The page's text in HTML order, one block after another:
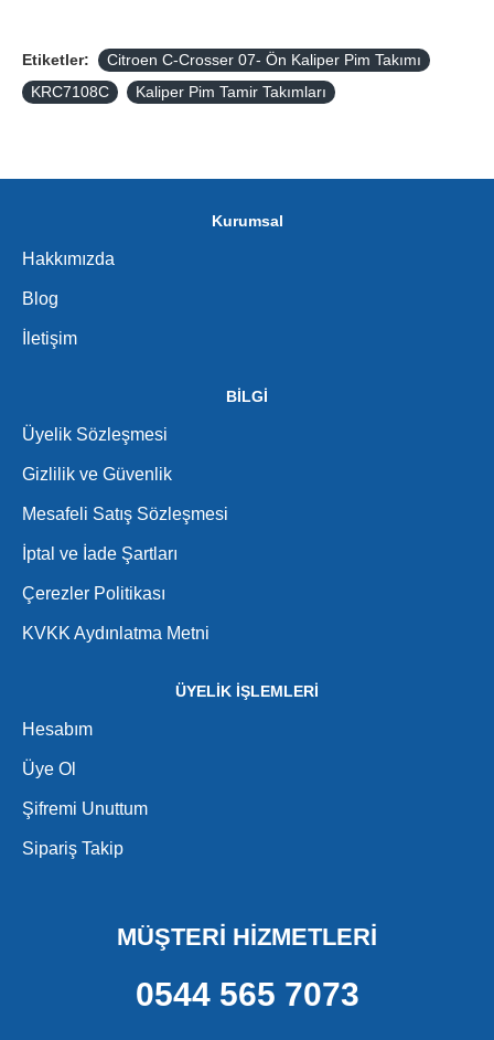
Etiketler:
Citroen C-Crosser 07- Ön Kaliper Pim Takımı
KRC7108C
Kaliper Pim Tamir Takımları
Kurumsal
Hakkımızda
Blog
İletişim
BİLGİ
Üyelik Sözleşmesi
Gizlilik ve Güvenlik
Mesafeli Satış Sözleşmesi
İptal ve İade Şartları
Çerezler Politikası
KVKK Aydınlatma Metni
ÜYELİK İŞLEMLERİ
Hesabım
Üye Ol
Şifremi Unuttum
Sipariş Takip
MÜŞTERİ HİZMETLERİ
0544 565 7073